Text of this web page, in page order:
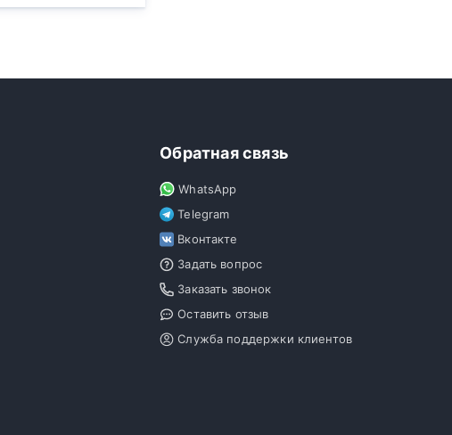
Обратная связь
WhatsApp
Telegram
Вконтакте
Задать вопрос
Заказать звонок
Оставить отзыв
Служба поддержки клиентов